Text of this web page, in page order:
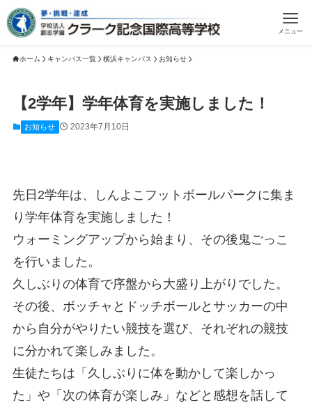
メニュー
ホーム キャンパス一覧 横浜キャンパス お知らせ
【2学年】学年体育を実施しました！
お知らせ 2023年7月10日
先日2学年は、しんよこフットボールパークに集ま
り学年体育を実施しました！
ウォーミングアップから始まり、その後鬼ごっこ
を行いました。
久しぶりの体育で序盤から大盛り上がりでした。
その後、ボッチャとドッチボールとサッカーの中
から自分がやりたい競技を選び、それぞれの競技
に分かれて楽しみました。
生徒たちは「久しぶりに体を動かして楽しかっ
た」や「次の体育が楽しみ」などと感想を話して